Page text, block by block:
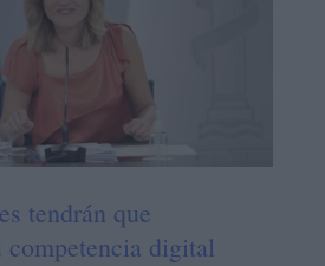
tendrán que
competencia digital